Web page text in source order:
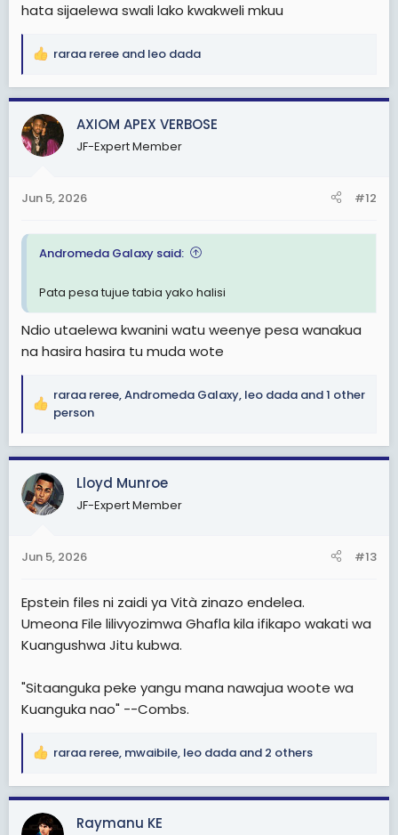
hata sijaelewa swali lako kwakweli mkuu
R
a
c
t
i
s
raraa reree and leo dada
AXIOM APEX VERBOSE
JF-Expert Member
Jun 5, 2026 #12
Andromeda Galaxy said:
Pata pesa tujue tabia yako halisi
Ndio utaelewa kwanini watu weenye pesa wanakua
na hasira hasira tu muda wote
R
a
c
t
i
o
s
raraa reree,Andromeda Galaxy, leo dada and 1 other
person
Lloyd Munroe
JF-Expert Member
Jun 5, 2026 #13
Epstein files ni zaidi ya Vità zinazo endelea.
Umeona File lilivyozimwa Ghafla kila ifikapo wakati wa
Kuangushwa Jitu kubwa.
"Sitaanguka peke yangu mana nawajua woote wa
Kuanguka nao" --Combs.
R
a
c
t
raraa reree, mwaibile, leo dada and 2 others
Raymanu KE